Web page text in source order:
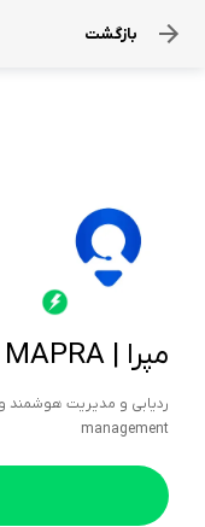
بازگشت
مپرا | MAPRA
management